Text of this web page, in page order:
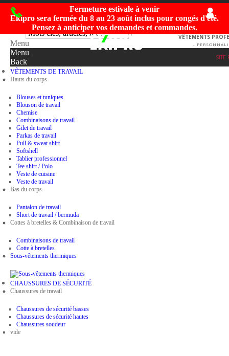
Fermeture estivale à venir
Ekipro sera fermée du 8 au 23 août inclus pour congés d'été.
Pensez à anticiper vos demandes et commandes.
VÊTEMENTS
-
SITE
Menu
Menu
Back
VÊTEMENTS DE TRAVAIL
Hauts du corps
Blouses et tuniques
Blouson de travail
Chemise
Combinaisons de travail
Gilet de travail
Parkas de travail
Pull & sweat shirt
Softshell
Tablier professionnel
Tee shirt / Polo
Veste de cuisine
Veste de travail
Bas du corps
Pantalon de travail
Short de travail / bermuda
Cottes à bretelles & Combinaison de travail
Combinaisons de travail
Cotte à bretelles
Sous-vêtements thermiques
CHAUSSURES DE SÉCURITÉ
Chaussures de travail
Chaussures de sécurité basses
Chaussures de sécurité hautes
Chaussures soudeur
vide